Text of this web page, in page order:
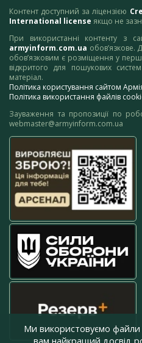
Контент доступний за ліцензією
International license якщо не
При використанні контенту з
armyinform.com.ua обов’язкове.
обов’язковим є розміщення у
відкритого для пошукових
матеріал.
Політика користування сайтом
Політика використання файлів
Зауваження та пропозиції по
webmaster@armyinform.com.ua
Ми використовуємо